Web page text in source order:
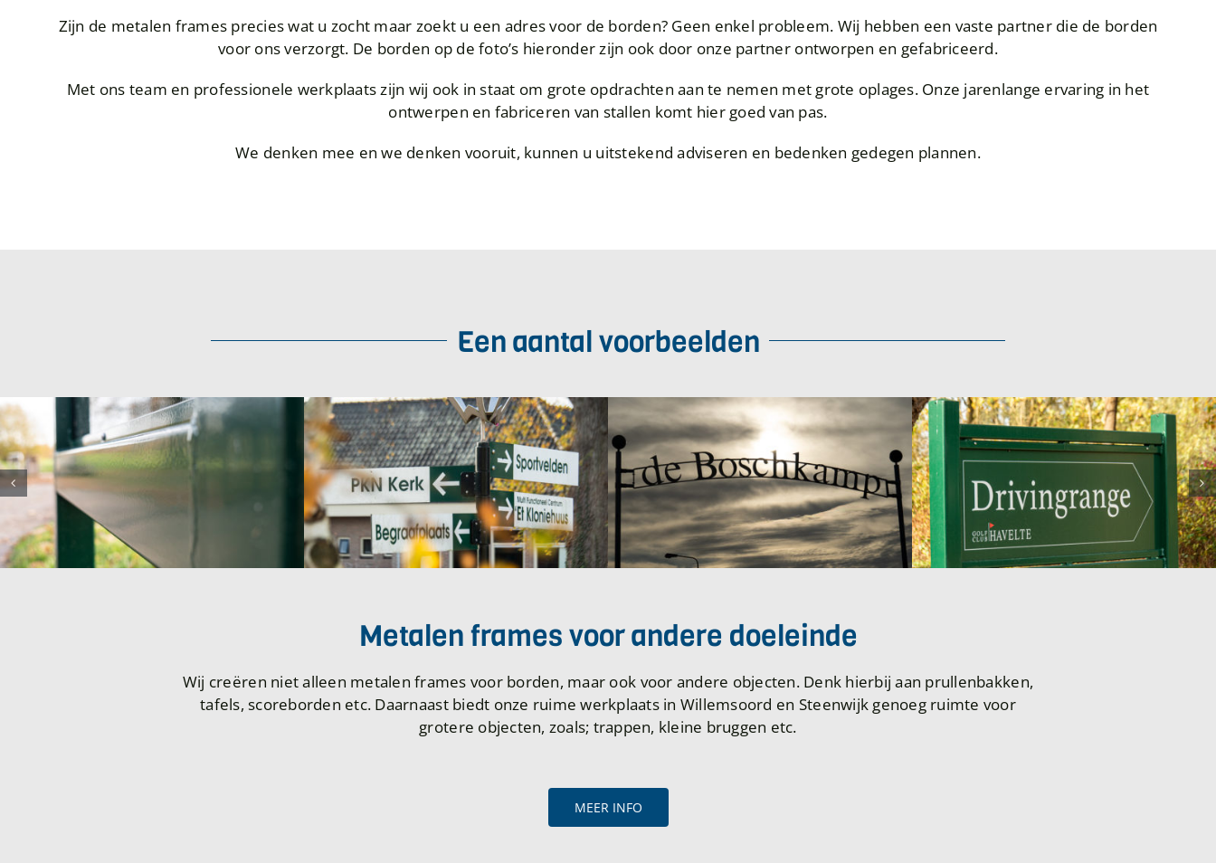
Zijn de metalen frames precies wat u zocht maar zoekt u een adres voor de borden? Geen enkel probleem. Wij hebben een vaste partner die de borden
voor ons verzorgt. De borden op de foto’s hieronder zijn ook door onze partner ontworpen en gefabriceerd.
Met ons team en professionele werkplaats zijn wij ook in staat om grote opdrachten aan te nemen met grote oplages. Onze jarenlange ervaring in het
ontwerpen en fabriceren van stallen komt hier goed van pas.
We denken mee en we denken vooruit, kunnen u uitstekend adviseren en bedenken gedegen plannen.
Een aantal voorbeelden
Metalen frames voor andere doeleinde
Wij creëren niet alleen metalen frames voor borden, maar ook voor andere objecten. Denk hierbij aan prullenbakken,
tafels, scoreborden etc. Daarnaast biedt onze ruime werkplaats in Willemsoord en Steenwijk genoeg ruimte voor
grotere objecten, zoals; trappen, kleine bruggen etc.
MEER INFO